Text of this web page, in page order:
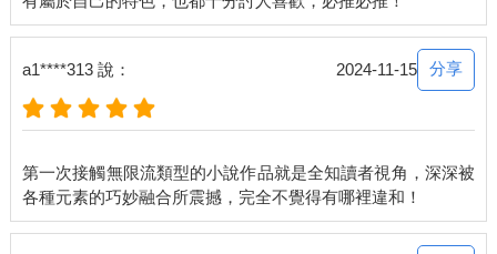
按到了。看著小說布告欄目錄裡無數的「1」，我的內心感到激動
不已，且由衷地感謝。
每話平均觀看次數只有一次的小說，作者竟然還願意連載三千多
話，持續了十餘年。這個故事，幾乎可說是為我而寫的了。
─推薦超讚小說。
我點進推薦布告欄，義無反顧地開始敲打鍵盤。既然作者都讓我
免費看到了完結篇，再怎麼說也該幫它寫篇推薦文吧。當我一點
下送出按鈕，留言便立刻如潮水般湧出。
a1****313 說： 2024-11-15 分享
第一次接觸無限流類型的小說作品就是全知讀者視角，深深被